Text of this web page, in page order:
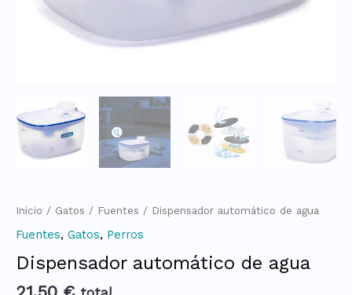
Inicio / Gatos / Fuentes / Dispensador automático de agua
Fuentes, Gatos, Perros
Dispensador automático de agua